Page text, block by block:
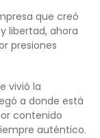
que creó
libertad, ahora
presiones
vivió la
a donde está
contenido
auténtico.